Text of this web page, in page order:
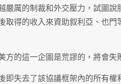
嚴厲的制裁和外交壓力，試圖說
取得的收入來資助叙利亞、也門
方的這一企圖是荒謬的，將會失
即失去了該協議框架內的所有權